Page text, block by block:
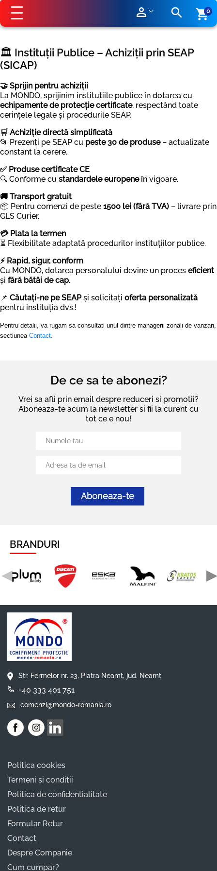
perm_identity search shopping_cart
0
🏛️ Instituții Publice – Achiziții prin SEAP
(SICAP)
🤝 Sprijin pentru achiziții
La MONDO, sprijinim instituțiile publice în dotarea cu
echipamente de protecție certificate, respectând toate
cerințele legale și procedurile SEAP.
🛒 Achiziție directă simplificată
📂 Prezenți pe SEAP cu peste 30 de produse– actualizate
constant la cerere.
✅ Produse certificate CE
🔍 Conforme cu standardele europeneîn vigoare.
🚚 Transport gratuit
📦 Pentru comenzi de peste 1500 lei (fără TVA) – livrare prin
GLS Curier.
💳 Plata la termen
⏳ Flexibilitate adaptată procedurilor instituțiilor publice.
⚡ Rapid, sigur, conform
Cu MONDO, dotarea personalului devine un proces eficient
și fără bătăi de cap.
📌 Căutați-ne pe SEAPși solicitați oferta personalizată
pentru instituția dvs.!
Pentru detalii, va rugam sa consultati unul dintre managerii zonali de vanzari,
sectiunea Contact.
De ce sa te abonezi?
Vrei sa afli prin email despre reduceri si promotii?
Aboneaza-te acum la newsletter si fii la curent cu
tot ce e nou!
Aboneaza-te
BRANDURI
◀ ▶
Str. Fermelor nr. 23, Piatra Neamț, jud. Neamț
+40 333 401 751
comenzi@mondo-romania.ro
Politica cookies
Termeni si conditii
Politica de confidentialitate
Politica de retur
Formular Retur
Contact
Despre Companie
Cum cumpar?